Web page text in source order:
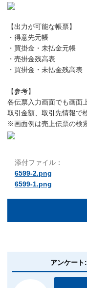
【出力が可能な帳票】
・得意先元帳
・買掛金・未払金元帳
・売掛金残高表
・買掛金・未払金残高表
【参考】
各伝票入力画面でも画面
取引金額、取引先情報で
※画面例は売上伝票の検
添付ファイル：
6599-2.png
6599-1.png
アンケート